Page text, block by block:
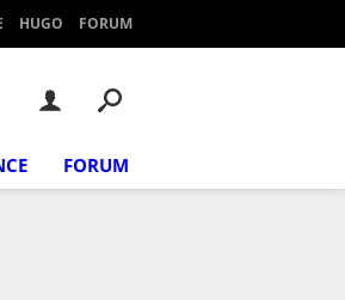
HUGO FORUM
FORUM